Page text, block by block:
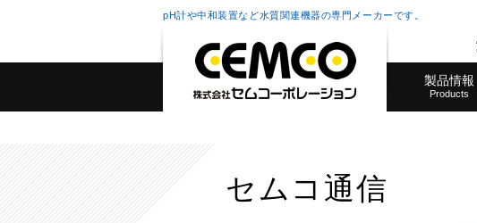
pH計や中和装置など水質関連機器の専門メーカーです。
製品情報
Products
セムコ通信